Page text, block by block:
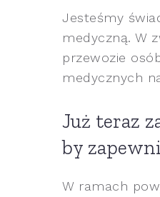
Jesteśmy
medyczną. W
przewozie
medycznych
Już teraz
by
W ramach